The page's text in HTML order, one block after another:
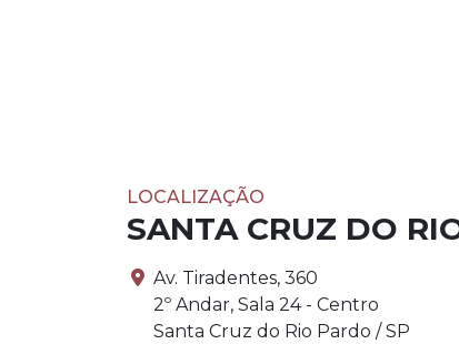
LOCALIZAÇÃO
SANTA CRUZ DO
Av. Tiradentes, 360
2º Andar, Sala 24 - Centro
Santa Cruz do Rio Pardo / SP